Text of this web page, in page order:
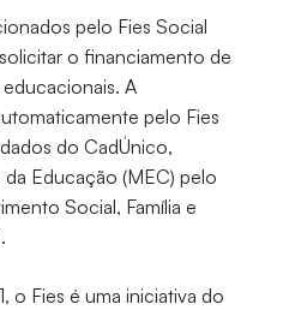
pelo Fies Social
o financiamento de
A
pelo Fies
do CadÚnico,
Educação (MEC) pelo
Social, Família e
o Fies é uma iniciativa do